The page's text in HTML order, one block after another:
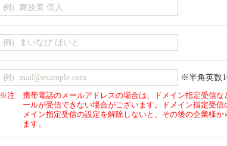
※半角英数
※注
携帯電話のメールアドレスの場合は、ドメイン指定受信
ールが受信できない場合がございます。ドメイン指定受
メイン指定受信の設定を解除しないと、その後の企業様
ます。